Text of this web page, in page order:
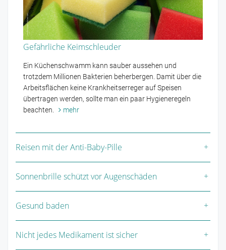
Gefährliche Keimschleuder
Ein Küchenschwamm kann sauber aussehen und
trotzdem Millionen Bakterien beherbergen. Damit über die
Arbeitsflächen keine Krankheitserreger auf Speisen
übertragen werden, sollte man ein paar Hygieneregeln
beachten.
mehr
Reisen mit der Anti-Baby-Pille
Sonnenbrille schützt vor Augenschäden
Gesund baden
Nicht jedes Medikament ist sicher